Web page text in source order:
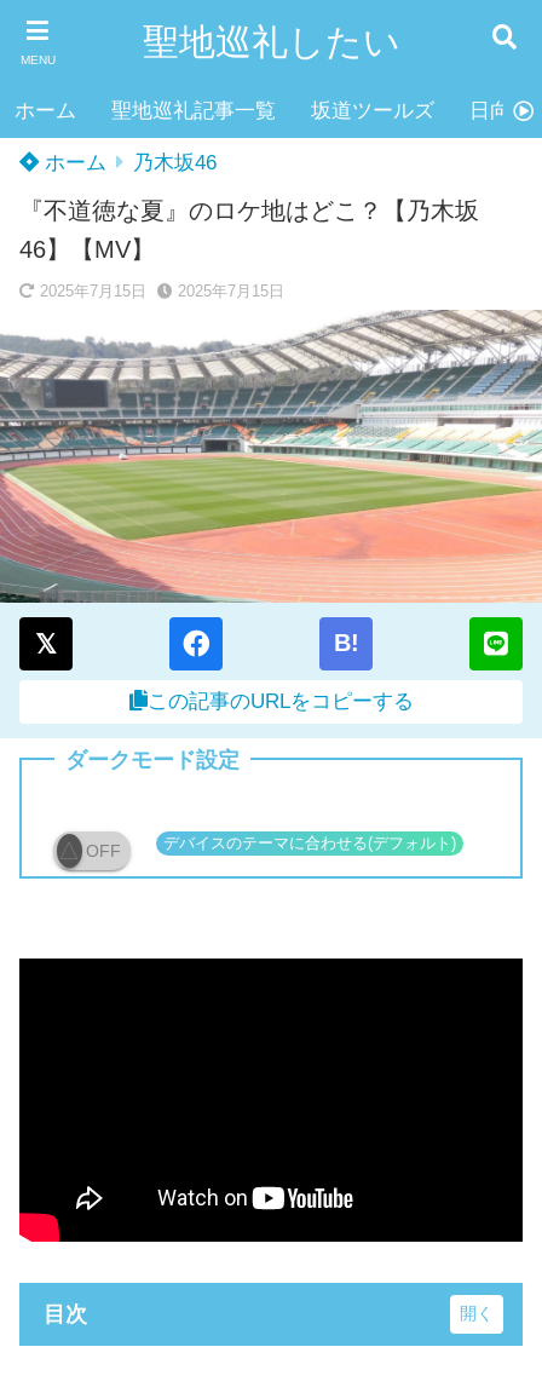
MENU 聖地巡礼したい
ホーム 聖地巡礼記事一覧 坂道ツールズ 日向坂
ホーム 乃木坂46
『不道徳な夏』のロケ地はどこ？【乃木坂
46】【MV】
2025年7月15日 2025年7月15日
B!
この記事のURLをコピーする
ダークモード設定
OFF
目次